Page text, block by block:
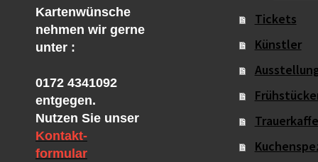
Kartenwünsche
nehmen wir gerne
unter :
0172 4341092
entgegen.
Nutzen Sie unser
Kontakt-
formular
Tickets
Künstler